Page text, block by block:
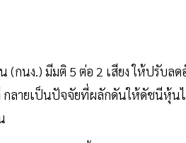
กนง.) มีมติ 5 ต่อ 2 เสียง ให้ปรับล
ลายเป็นปัจจัยที่ผลักดันให้ดัชนีหุ้น